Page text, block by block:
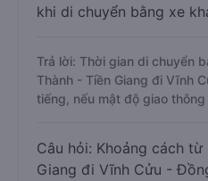
khi di chuyển bằng xe
Trả lời: Thời gian di chuyển
Thành - Tiền Giang đi Vĩnh
tiếng, nếu mật độ giao thông
Câu hỏi: Khoảng cách từ
Giang đi Vĩnh Cửu -